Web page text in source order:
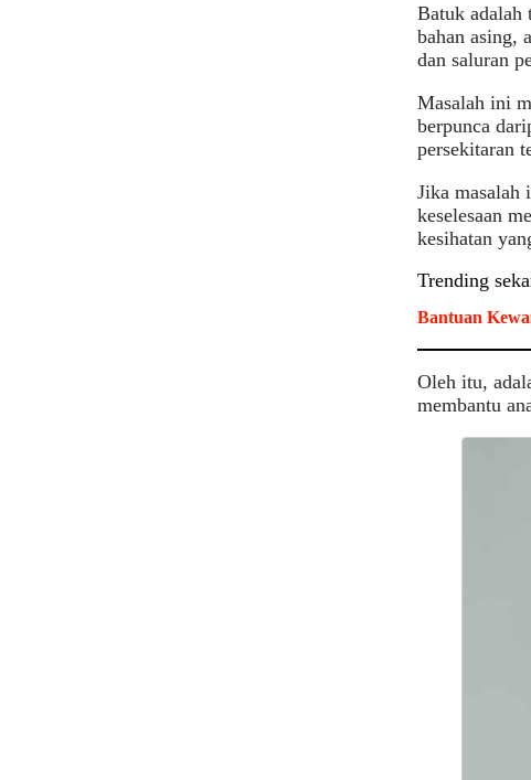
Batuk adalah
bahan asing,
dan saluran
Masalah ini
berpunca
persekitaran
Jika masalah
keselesaan
kesihatan
Trending
Bantuan
Oleh itu,
membantu